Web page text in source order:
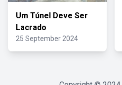
Um Túnel Deve Ser
Lacrado
25 September 2024